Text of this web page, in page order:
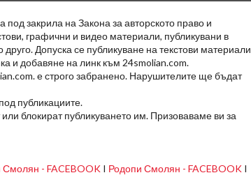
закрила на Закона за авторското право и
графични и видео материали, публикувани в
Допуска се публикуване на текстови материали
и добавяне на линк към 24smolian.com.
е строго забранено. Нарушителите ще бъдат
публикациите.
блокират публикуването им. Призоваваме ви за
Смолян - FACEBOOK I Родопи Смолян - FACEBOOK I